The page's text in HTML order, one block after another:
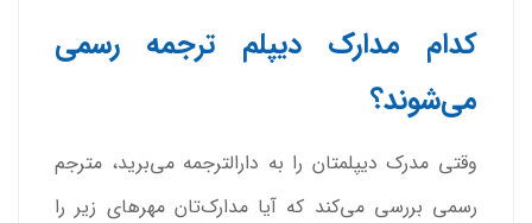
کدام مدارک دیپلم ترجمه رسمی
می‌شوند؟
وقتی مدرک دیپلمتان را به دارالترجمه می‌برید، مترجم
رسمی بررسی می‌کند که آیا مدارک‌تان مهرهای زیر را